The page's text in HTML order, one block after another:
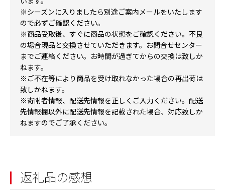
※シーズンに入りましたら別途ご案内メールをいたします
ので必ずご確認ください。
※商品受取後、すぐに商品の状態をご確認ください。不良
の場合現品と交換させていただきます。お問合せセンター
までご連絡ください。お時間が過ぎてからの交換は致しか
ねます。
※ご不在等により商品を受け取れなかった場合の再出荷は
致しかねます。
※寄附者情報、配送先情報を正しくご入力ください。配送
先情報欄以外に配送先情報を記載された場合、対応致しか
ねますのでご了承ください。
返礼品の感想